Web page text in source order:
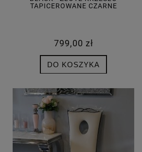
TAPICEROWANE CZARNE
799,00 zł
DO KOSZYKA